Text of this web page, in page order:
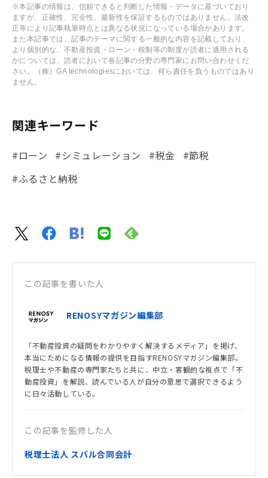
※本記事の情報は、信頼できると判断した情報・データに基づいており
ますが、正確性、完全性、最新性を保証するものではありません。法改
正等により記事執筆時点とは異なる状況になっている場合があります。
また本記事では、記事のテーマに関する一般的な内容を記載しており、
より個別的な、不動産投資・ローン・税制等の制度が読者に適用される
かについては、読者において各記事の分野の専門家にお問い合わせくだ
さい。（株）GA technologiesにおいては、何ら責任を負うものではあり
ません。
関連キーワード
#ローン #シミュレーション #税金
#節税
#ふるさと納税
この記事を書いた人
RENOSYマガジン編集部
「不動産投資の疑問をわかりやすく解決するメディア」を掲げ、
本当にためになる情報の提供を目指すRENOSYマガジン編集部。
税理士や不動産の専門家たちと共に、中立・客観的な視点で「不
動産投資」を解説、読んでいる人が自分の意思で選択できるよう
に日々活動している。
この記事を監修した人
税理士法人 スバル合同会計